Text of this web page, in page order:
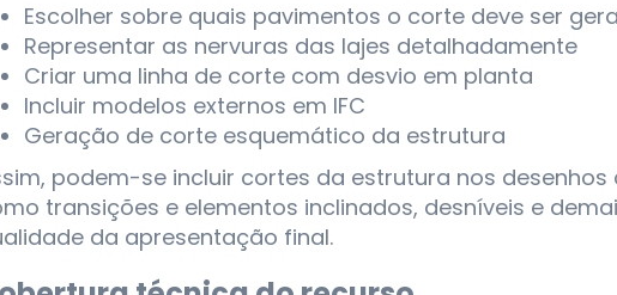
Escolher sobre quais pavimentos o corte deve ser
Representar as nervuras das lajes detalhadamente
Criar uma linha de corte com desvio em planta
Incluir modelos externos em IFC
Geração de corte esquemático da estrutura
podem-se incluir cortes da estrutura nos
transições e elementos inclinados, desníveis e
da apresentação final.